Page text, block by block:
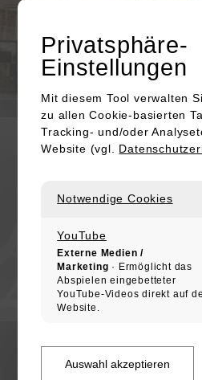
KONTAKT
+49 (0) 172 / 4753623
IMPRESSUM
DATENSCHUTZ
COOKIES
Arbeitskreis im Heimatverein
Privatsphäre-
Einstellungen
Mit diesem Tool verwalten
zu allen Cookie-basierten
Tracking- und/oder
Website (vgl.
Notwendige Cookies
YouTube
Externe Medien /
Marketing · Ermöglicht das
Abspielen eingebetteter
YouTube-Videos direkt auf
Website.
Auswahl akzeptieren